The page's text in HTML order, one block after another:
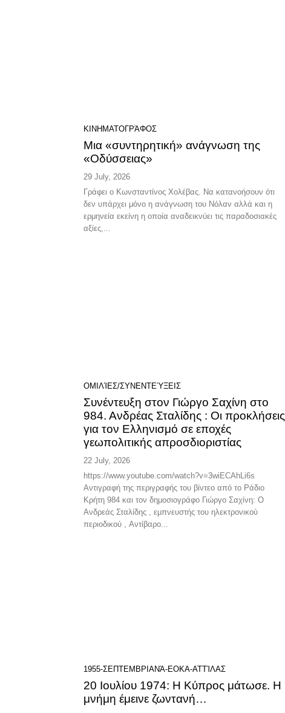
ΚΙΝΗΜΑΤΟΓΡΆΦΟΣ
Μια «συντηρητική» ανάγνωση της
«Οδύσσειας»
29 July, 2026
Γράφει ο Κωνσταντίνος Χολέβας. Να κατανοήσουν ότι
δεν υπάρχει μόνο η ανάγνωση του Νόλαν αλλά και η
ερμηνεία εκείνη η οποία αναδεικνύει τις παραδοσιακές
αξίες,...
ΟΜΙΛΊΕΣ/ΣΥΝΕΝΤΕΎΞΕΙΣ
Συνέντευξη στον Γιώργο Σαχίνη στο
984. Ανδρέας Σταλίδης : Οι προκλήσεις
για τον Ελληνισμό σε εποχές
γεωπολιτικής απροσδιοριστίας
22 July, 2026
https://www.youtube.com/watch?v=3wiECAhLi6s
Αντιγραφή της περιγραφής του βίντεο από το Ράδιο
Κρήτη 984 και τον δημοσιογράφο Γιώργο Σαχίνη: Ο
Ανδρεάς Σταλίδης , εμπνευστής του ηλεκτρονικού
περιοδικού , Αντίβαρο...
1955-ΣΕΠΤΕΜΒΡΙΑΝΆ-ΕΟΚΑ-ΑΤΤΊΛΑΣ
20 Ιουλίου 1974: Η Κύπρος μάτωσε. Η
μνήμη έμεινε ζωντανή…